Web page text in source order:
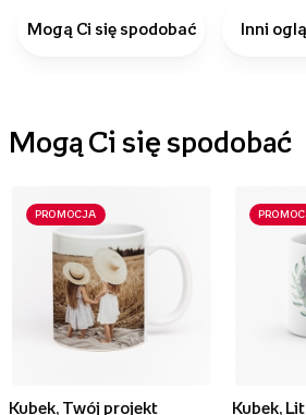
Mogą Ci się spodobać Inni
Mogą Ci się spodobać
PROMOCJA
Kubek, Twój projekt
Kubek,